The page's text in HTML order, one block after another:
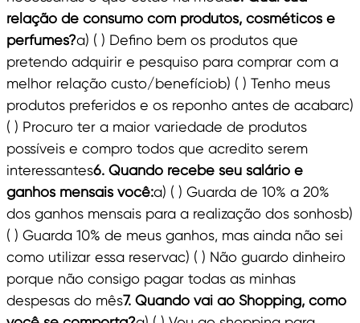
relação de consumo com produtos, cosméticos e
perfumes?a) ( ) Defino bem os produtos que
pretendo adquirir e pesquiso para comprar com a
melhor relação custo/benefíciob) ( ) Tenho meus
produtos preferidos e os reponho antes de acabarc)
( ) Procuro ter a maior variedade de produtos
possíveis e compro todos que acredito serem
interessantes6. Quando recebe seu salário e
ganhos mensais você:a) ( ) Guarda de 10% a 20%
dos ganhos mensais para a realização dos sonhosb)
( ) Guarda 10% de meus ganhos, mas ainda não sei
como utilizar essa reservac) ( ) Não guardo dinheiro
porque não consigo pagar todas as minhas
despesas do mês7. Quando vai ao Shopping, como